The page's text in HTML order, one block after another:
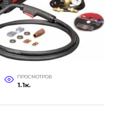
ПРОСМОТРОВ
1.1к.